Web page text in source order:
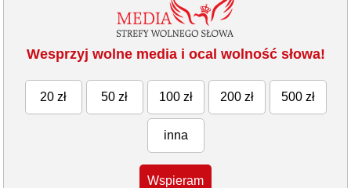
Wesprzyj wolne media i ocal wolność słowa!
20 zł 50 zł 100 zł 200 zł 500 zł
inna
Wspieram